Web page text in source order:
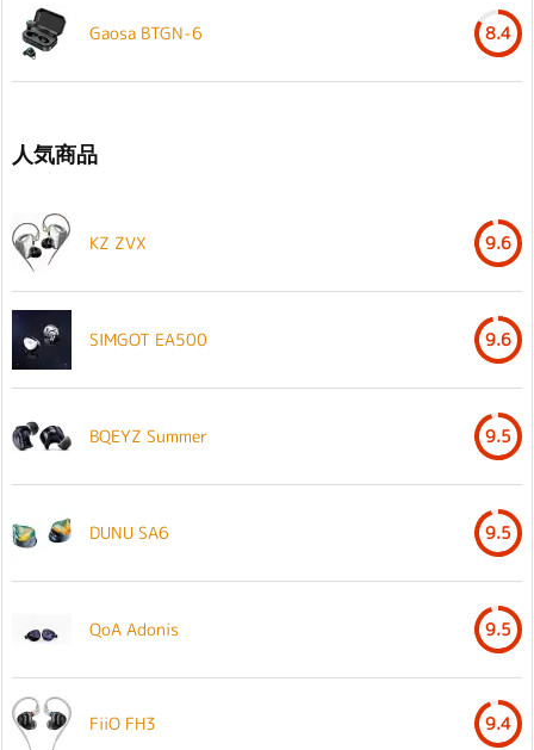
Gaosa BTGN-6 8.4
人気商品
KZ ZVX 9.6
SIMGOT EA500 9.6
BQEYZ Summer 9.5
DUNU SA6 9.5
QoA Adonis 9.5
FiiO FH3 9.4